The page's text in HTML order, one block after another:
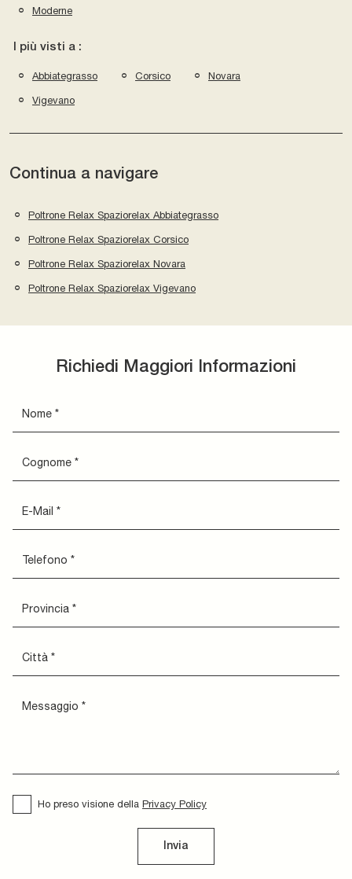
Moderne
I più visti a :
Abbiategrasso Corsico Novara
Vigevano
Continua a navigare
Poltrone Relax Spaziorelax Abbiategrasso
Poltrone Relax Spaziorelax Corsico
Poltrone Relax Spaziorelax Novara
Poltrone Relax Spaziorelax Vigevano
Richiedi Maggiori Informazioni
Ho preso visione della Privacy Policy
Invia